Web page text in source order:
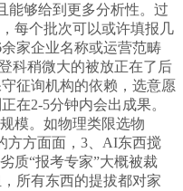
能够给到更多分析性。过
每个批次可以或许填报几
家企业名称或运营范畴
科稍微大的被放正在了后
征询机构的依赖，选意愿
在2-5分钟内会出成果。
模。如物理类限选物
方方面面，3、AI东西搅
质“报考专家”大概被裁
所有东西的提拔都对家